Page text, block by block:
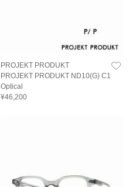
PROJEKT PRODUKT
PROJEKT PRODUKT ND10(G) C1
Optical
¥46,200